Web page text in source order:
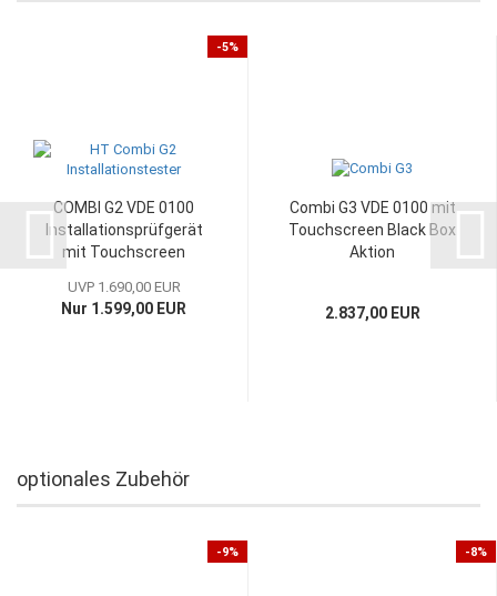
-5%
COMBI G2 VDE 0100
Installationsprüfgerät
mit Touchscreen
UVP 1.690,00 EUR
Nur 1.599,00 EUR
Combi G3 VDE 0100 mit
Touchscreen Black Box
Aktion
2.837,00 EUR
optionales Zubehör
-9% -8%